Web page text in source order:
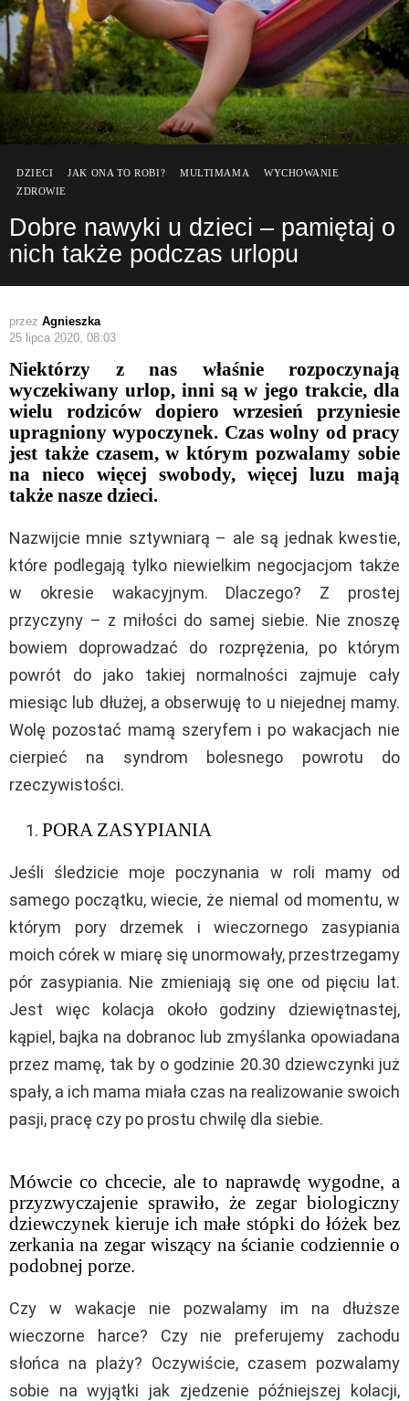
DZIECI JAK ONA TO ROBI? MULTIMAMA
WYCHOWANIE
ZDROWIE
Dobre nawyki u dzieci – pamiętaj o
nich także podczas urlopu
przez Agnieszka
25 lipca 2020, 08:03
Niektórzy z nas właśnie rozpoczynają
wyczekiwany urlop, inni są w jego trakcie, dla
wielu rodziców dopiero wrzesień przyniesie
upragniony wypoczynek. Czas wolny od pracy
jest także czasem, w którym pozwalamy sobie
na nieco więcej swobody, więcej luzu mają
także nasze dzieci.
Nazwijcie mnie sztywniarą – ale są jednak kwestie,
które podlegają tylko niewielkim negocjacjom także
w okresie wakacyjnym. Dlaczego? Z prostej
przyczyny – z miłości do samej siebie. Nie znoszę
bowiem doprowadzać do rozprężenia, po którym
powrót do jako takiej normalności zajmuje cały
miesiąc lub dłużej, a obserwuję to u niejednej mamy.
Wolę pozostać mamą szeryfem i po wakacjach nie
cierpieć na syndrom bolesnego powrotu do
rzeczywistości.
PORA ZASYPIANIA
Jeśli śledzicie moje poczynania w roli mamy od
samego początku, wiecie, że niemal od momentu, w
którym pory drzemek i wieczornego zasypiania
moich córek w miarę się unormowały, przestrzegamy
pór zasypiania. Nie zmieniają się one od pięciu lat.
Jest więc kolacja około godziny dziewiętnastej,
kąpiel, bajka na dobranoc lub zmyślanka opowiadana
przez mamę, tak by o godzinie 20.30 dziewczynki już
spały, a ich mama miała czas na realizowanie swoich
pasji, pracę czy po prostu chwilę dla siebie.
Mówcie co chcecie, ale to naprawdę wygodne, a
przyzwyczajenie sprawiło, że zegar biologiczny
dziewczynek kieruje ich małe stópki do łóżek bez
zerkania na zegar wiszący na ścianie codziennie o
podobnej porze.
Czy w wakacje nie pozwalamy im na dłuższe
wieczorne harce? Czy nie preferujemy zachodu
słońca na plaży? Oczywiście, czasem pozwalamy
sobie na wyjątki jak zjedzenie późniejszej kolacji,